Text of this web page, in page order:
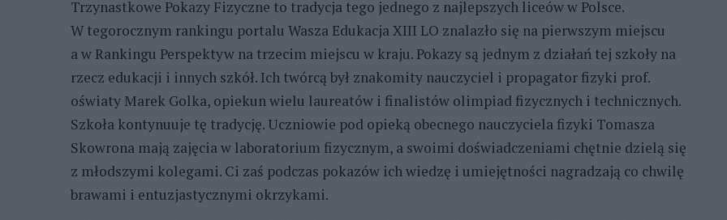
Trzynastkowe Pokazy Fizyczne to tradycja tego jednego z najlepszych liceów w Polsce.
W tegorocznym rankingu portalu Wasza Edukacja XIII LO znalazło się na pierwszym miejscu
a w Rankingu Perspektyw na trzecim miejscu w kraju. Pokazy są jednym z działań tej szkoły na
rzecz edukacji i innych szkół. Ich twórcą był znakomity nauczyciel i propagator fizyki prof.
oświaty Marek Golka, opiekun wielu laureatów i finalistów olimpiad fizycznych i technicznych.
Szkoła kontynuuje tę tradycję. Uczniowie pod opieką obecnego nauczyciela fizyki Tomasza
Skowrona mają zajęcia w laboratorium fizycznym, a swoimi doświadczeniami chętnie dzielą się
z młodszymi kolegami. Ci zaś podczas pokazów ich wiedzę i umiejętności nagradzają co chwilę
brawami i entuzjastycznymi okrzykami.